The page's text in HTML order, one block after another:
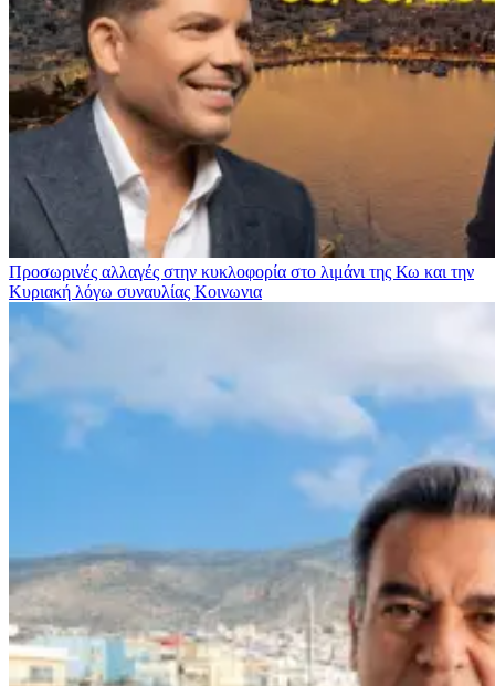
Προσωρινές αλλαγές στην κυκλοφορία στο λιμάνι της Κω και την
Κυριακή λόγω συναυλίας Κοινωνια